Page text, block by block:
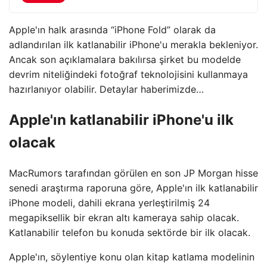
Apple'ın halk arasında “iPhone Fold” olarak da
adlandırılan ilk katlanabilir iPhone'u merakla bekleniyor.
Ancak son açıklamalara bakılırsa şirket bu modelde
devrim niteliğindeki fotoğraf teknolojisini kullanmaya
hazırlanıyor olabilir. Detaylar haberimizde…
Apple'ın katlanabilir iPhone'u ilk
olacak
MacRumors tarafından görülen en son JP Morgan hisse
senedi araştırma raporuna göre, Apple'ın ilk katlanabilir
iPhone modeli, dahili ekrana yerleştirilmiş 24
megapiksellik bir ekran altı kameraya sahip olacak.
Katlanabilir telefon bu konuda sektörde bir ilk olacak.
Apple'ın, söylentiye konu olan kitap katlama modelinin